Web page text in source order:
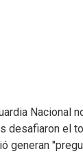
Nacional
desafiaron el
generan